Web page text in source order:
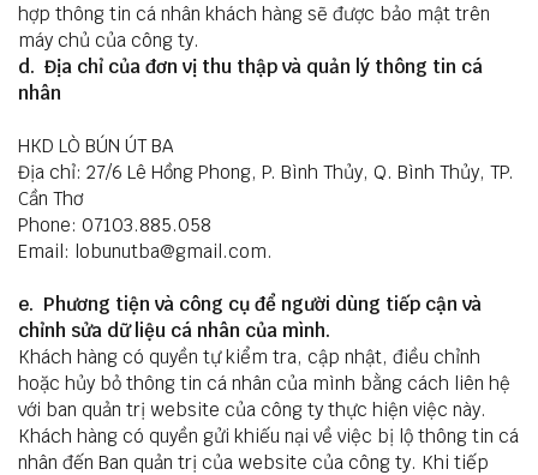
hợp thông tin cá nhân khách hàng sẽ được bảo mật trên
máy chủ của công ty.
d. Địa chỉ của đơn vị thu thập và quản lý thông tin cá
nhân
HKD LÒ BÚN ÚT BA
Địa chỉ: 27/6 Lê Hồng Phong, P. Bình Thủy, Q. Bình Thủy, TP.
Cần Thơ
Phone: 07103.885.058
Email: lobunutba@gmail.com.
e. Phương tiện và công cụ để người dùng tiếp cận và
chỉnh sửa dữ liệu cá nhân của mình.
Khách hàng có quyền tự kiểm tra, cập nhật, điều chỉnh
hoặc hủy bỏ thông tin cá nhân của mình bằng cách liên hệ
với ban quản trị website của công ty thực hiện việc này.
Khách hàng có quyền gửi khiếu nại về việc bị lộ thông tin cá
nhân đến Ban quản trị của website của công ty. Khi tiếp